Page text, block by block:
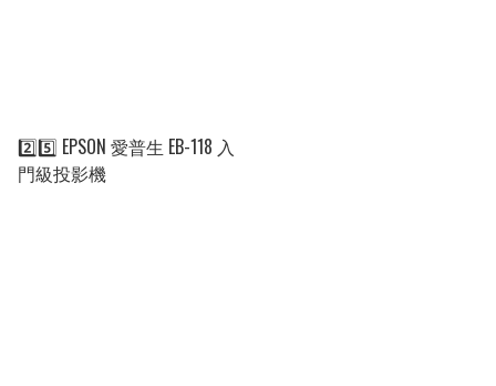
2️⃣5️⃣ EPSON 愛普生 EB-118 入
門級投影機